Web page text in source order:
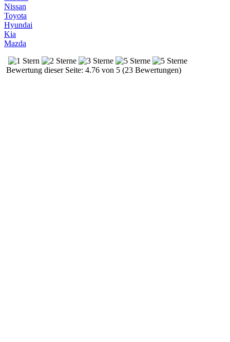
Nissan
Toyota
Hyundai
Kia
Mazda
Bewertung dieser Seite: 4.76 von 5 (23 Bewertungen)